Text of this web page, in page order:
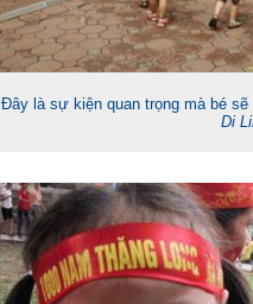
Đây là sự kiện quan trọng mà bé
Di